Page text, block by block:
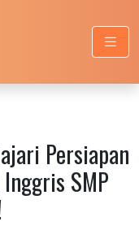
Persiapan
SMP